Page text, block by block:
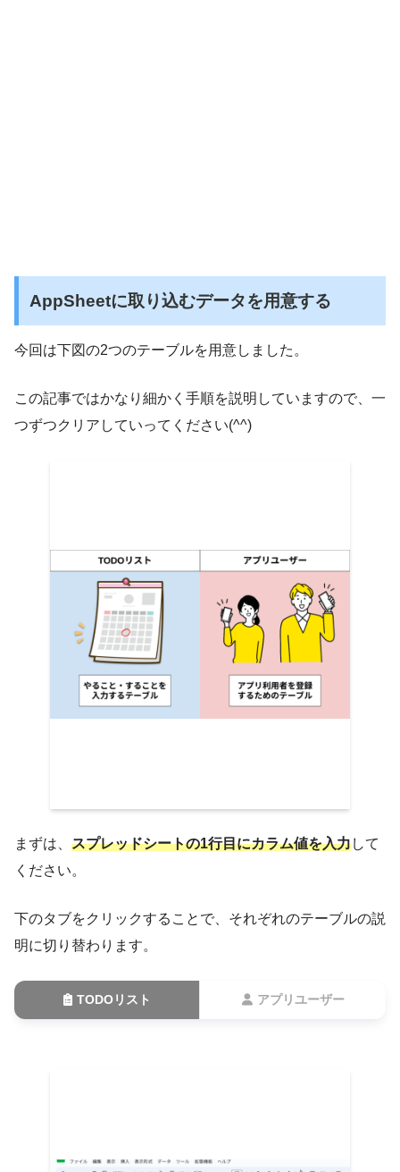
AppSheetに取り込むデータを用意する
今回は下図の2つのテーブルを用意しました。
この記事ではかなり細かく手順を説明していますので、一
つずつクリアしていってください(^^)
まずは、 スプレッドシートの1行目にカラム値を入力して
ください。
下のタブをクリックすることで、それぞれのテーブルの説
明に切り替わります。
TODOリスト アプリユーザー